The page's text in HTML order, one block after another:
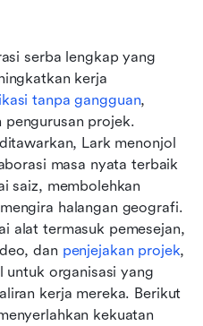
serba lengkap yang
kerja
tanpa gangguan,
pengurusan projek.
Lark menonjol
masa nyata terbaik
saiz, membolehkan
halangan geografi.
alat termasuk pemesejan,
dan penjejakan projek,
untuk organisasi yang
kerja mereka. Berikut
kekuatan